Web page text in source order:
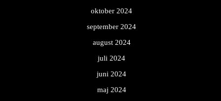
oktober 2024
september 2024
august 2024
juli 2024
juni 2024
maj 2024